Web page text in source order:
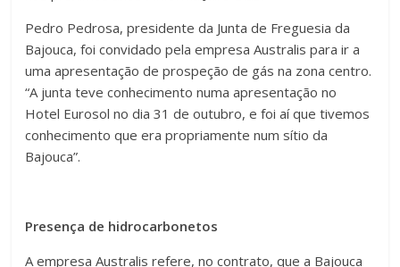
Pedro Pedrosa, presidente da Junta de Freguesia da
Bajouca, foi convidado pela empresa Australis para ir a
uma apresentação de prospeção de gás na zona centro.
“A junta teve conhecimento numa apresentação no
Hotel Eurosol no dia 31 de outubro, e foi aí que tivemos
conhecimento que era propriamente num sítio da
Bajouca”.
Presença de hidrocarbonetos
A empresa Australis refere, no contrato, que a Bajouca